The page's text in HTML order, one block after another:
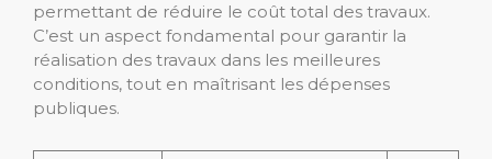
permettant de réduire le coût total des travaux.
C’est un aspect fondamental pour garantir la
réalisation des travaux dans les meilleures
conditions, tout en maîtrisant les dépenses
publiques.